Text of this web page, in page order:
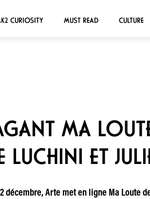
CURIOSITY MUST READ CULTURE
MA
ET
décembre, Arte met en ligne Ma Loute